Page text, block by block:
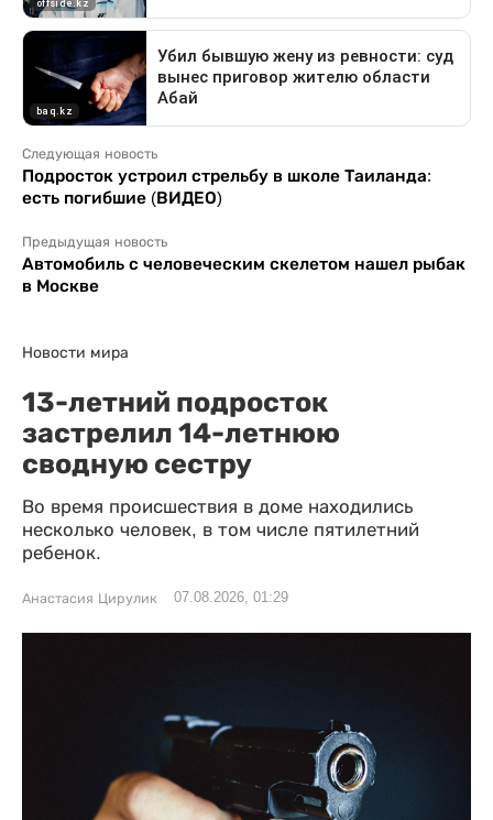
Следующая новость
Подросток устроил стрельбу в школе Таиланда:
есть погибшие (ВИДЕО)
Предыдущая новость
Автомобиль с человеческим скелетом нашел рыбак
в Москве
Новости мира
13-летний подросток
застрелил 14-летнюю
сводную сестру
Во время происшествия в доме находились
несколько человек, в том числе пятилетний
ребенок.
Анастасия Цирулик 07.08.2026, 01:29